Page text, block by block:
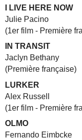
I LIVE HERE NOW
Julie Pacino
(1er film - Première
IN TRANSIT
Jaclyn Bethany
(Première française)
LURKER
Alex Russell
(1er film - Première
OLMO
Fernando Eimbcke